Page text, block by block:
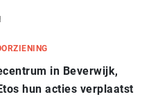
in Beverwijk,
hun acties verplaatst